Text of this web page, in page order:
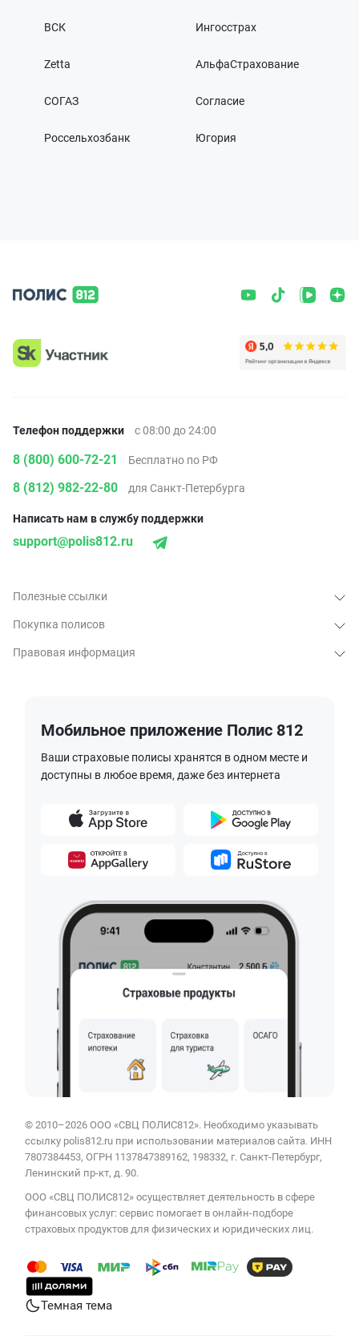
ВСК Ингосстрах
Zetta АльфаСтрахование
СОГАЗ Согласие
Россельхозбанк Югория
Полезные ссылки
Покупка полисов
Правовая информация
Телефон поддержки с 08:00 до 24:00
8 (800) 600-72-21 Бесплатно по РФ
8 (812) 982-22-80 для Санкт-Петербурга
Написать нам в службу поддержки
support@polis812.ru
Мобильное приложение Полис 812
Ваши страховые полисы хранятся в одном месте и
доступны в любое время, даже без интернета
© 2010–2026 ООО «СВЦ ПОЛИС812». Необходимо указывать
ссылку polis812.ru при использовании материалов сайта. ИНН
7807384453, ОГРН 1137847389162, 198332, г. Санкт-Петербург,
Ленинский пр-кт, д. 90.
ООО «СВЦ ПОЛИС812» осуществляет деятельность в сфере
финансовых услуг: сервис помогает в онлайн-подборе
страховых продуктов для физических и юридических лиц.
Темная тема